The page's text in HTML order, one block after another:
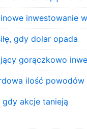
inwestowanie
gdy dolar opada
gorączkowo
ilość
gdy akcje tanieją